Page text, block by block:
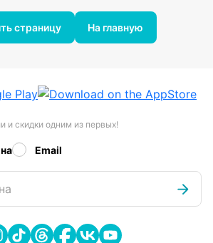
страницу На главную
и скидки одним из первых!
Email